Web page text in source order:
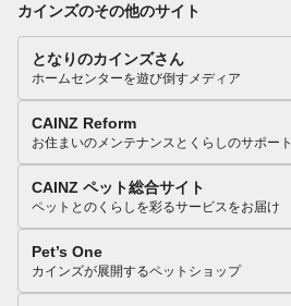
カインズのその他のサイト
となりのカインズさん
ホームセンターを遊び倒すメディア
CAINZ Reform
お住まいのメンテナンスとくらしのサポート
CAINZ ペット総合サイト
ペットとのくらしを彩るサービスをお届け
Pet’s One
カインズが展開するペットショップ